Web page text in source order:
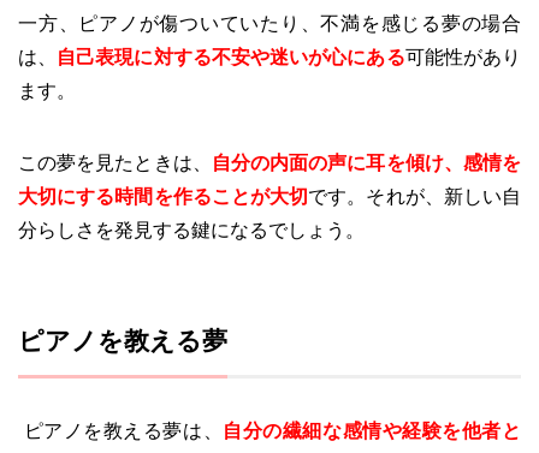
一方、ピアノが傷ついていたり、不満を感じる夢の場合
は、
自己表現に対する不安や迷いが心にある可能性があり
ます。
この夢を見たときは、
自分の内面の声に耳を傾け、感情を
大切にする時間を作ることが大切です。それが、新しい自
分らしさを発見する鍵になるでしょう。
ピアノを教える夢
ピアノを教える夢は、
自分の繊細な感情や経験を他者と